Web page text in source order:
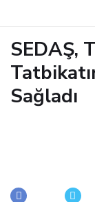
SEDAŞ,
Sağladı